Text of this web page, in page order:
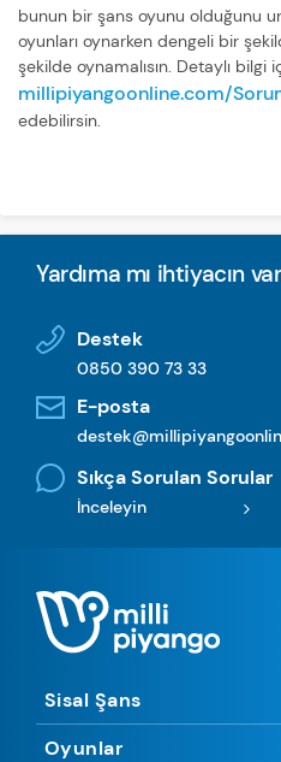
bunun bir şans oyunu olduğunu
oyunları oynarken dengeli bir
şekilde oynamalısın. Detaylı bilgi
millipiyangoonline.com/
edebilirsin.
Yardıma mı ihtiyacın
Destek
0850 390 73 33
E-posta
Sıkça Sorulan Sorular
İnceleyin
Sisal Şans
Oyunlar